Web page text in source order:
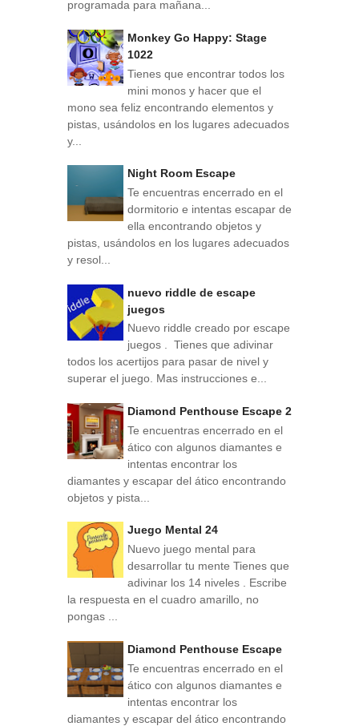
programada para mañana...
Monkey Go Happy: Stage
1022
Tienes que encontrar todos los
mini monos y hacer que el
mono sea feliz encontrando elementos y
pistas, usándolos en los lugares adecuados
y...
Night Room Escape
Te encuentras encerrado en el
dormitorio e intentas escapar de
ella encontrando objetos y
pistas, usándolos en los lugares adecuados
y resol...
nuevo riddle de escape
juegos
Nuevo riddle creado por escape
juegos . Tienes que adivinar
todos los acertijos para pasar de nivel y
superar el juego. Mas instrucciones e...
Diamond Penthouse Escape 2
Te encuentras encerrado en el
ático con algunos diamantes e
intentas encontrar los
diamantes y escapar del ático encontrando
objetos y pista...
Juego Mental 24
Nuevo juego mental para
desarrollar tu mente Tienes que
adivinar los 14 niveles . Escribe
la respuesta en el cuadro amarillo, no
pongas ...
Diamond Penthouse Escape
Te encuentras encerrado en el
ático con algunos diamantes e
intentas encontrar los
diamantes y escapar del ático encontrando